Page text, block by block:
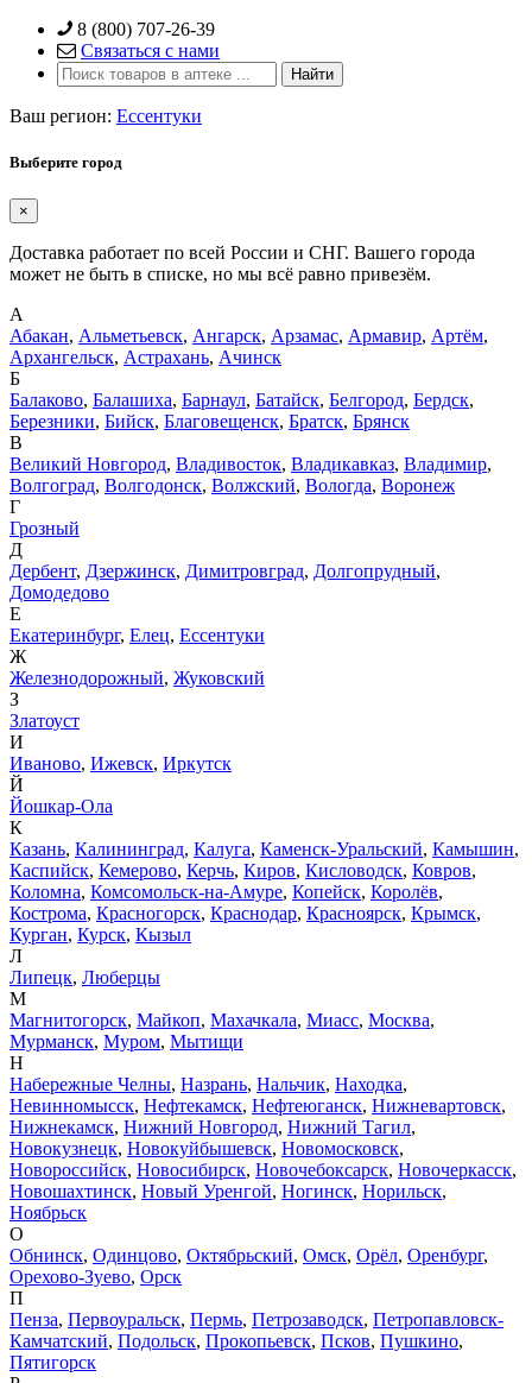
Skip
content
8 (800) 707-26-39
Связаться с нами
Ваш регион: Ессентуки
Выберите город
×
Доставка работает по всей России и СНГ. Вашего города
может не быть в списке, но мы всё равно привезём.
А
Абакан, Альметьевск, Ангарск, Арзамас, Армавир, Артём,
Архангельск, Астрахань, Ачинск
Б
Балаково, Балашиха, Барнаул, Батайск, Белгород, Бердск,
Березники, Бийск, Благовещенск, Братск, Брянск
В
Великий Новгород, Владивосток, Владикавказ, Владимир,
Волгоград, Волгодонск, Волжский, Вологда, Воронеж
Г
Грозный
Д
Дербент, Дзержинск, Димитровград, Долгопрудный,
Домодедово
Е
Екатеринбург, Елец, Ессентуки
Ж
Железнодорожный, Жуковский
З
Златоуст
И
Иваново, Ижевск, Иркутск
Й
Йошкар-Ола
К
Казань, Калининград, Калуга, Каменск-Уральский, Камышин,
Каспийск, Кемерово, Керчь, Киров, Кисловодск, Ковров,
Коломна, Комсомольск-на-Амуре, Копейск, Королёв,
Кострома, Красногорск, Краснодар, Красноярск, Крымск,
Курган, Курск, Кызыл
Л
Липецк, Люберцы
М
Магнитогорск, Майкоп, Махачкала, Миасс, Москва,
Мурманск, Муром, Мытищи
Н
Набережные Челны, Назрань, Нальчик, Находка,
Невинномысск, Нефтекамск, Нефтеюганск, Нижневартовск,
Нижнекамск, Нижний Новгород, Нижний Тагил,
Новокузнецк, Новокуйбышевск, Новомосковск,
Новороссийск, Новосибирск, Новочебоксарск, Новочеркасск,
Новошахтинск, Новый Уренгой, Ногинск, Норильск,
Ноябрьск
О
Обнинск, Одинцово, Октябрьский, Омск, Орёл, Оренбург,
Орехово-Зуево, Орск
П
Пенза, Первоуральск, Пермь, Петрозаводск, Петропавловск-
Камчатский, Подольск, Прокопьевск, Псков, Пушкино,
Пятигорск